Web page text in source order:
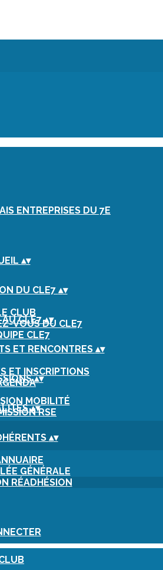
▴▾
DU CLE7 ▴▾
CLUB
VOUS DU CLE7
CLE7
AU CLE7▴▾
ET RENCONTRES ▴▾
ET INSCRIPTIONS
▴▾
MOBILITÉ
RSE
▴▾
▴▾
GÉNÉRALE
RÉADHÉSION